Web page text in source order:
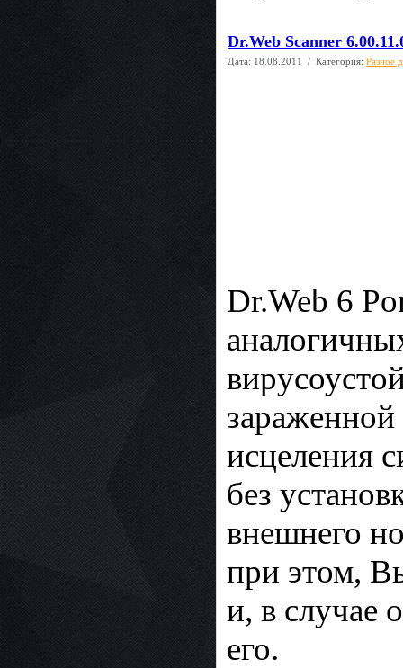
Dr.Web Scanner
Дата: 18.08.2011 / Категория: Разное
Dr.Web 6
исцеления
без
внешнего
при этом,
и, в случае
его.